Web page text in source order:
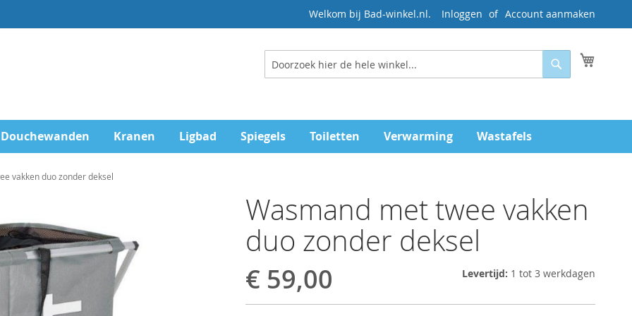
Welkom bij Bad-winkel.nl. Inloggen Account aanmaken
Zoeken
Zoeken
Douchewanden Kranen Ligbad Spiegels Toiletten Verwarming Wastafels
vakken duo zonder deksel
Wasmand met twee vakken
duo zonder deksel
€ 59,00 Levertijd: 1 tot 3 werkdagen